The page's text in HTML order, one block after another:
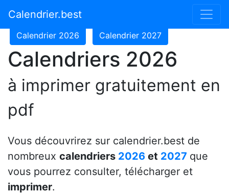
Calendrier.best
Calendrier 2024
Calendrier 2026 Calendrier 2027
Calendriers 2026
à imprimer gratuitement en
pdf
Vous découvrirez sur calendrier.best de
nombreux calendriers 2026 et 2027 que
vous pourrez consulter, télécharger et
imprimer.